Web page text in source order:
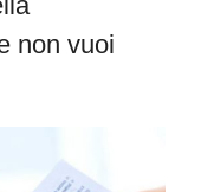
non vuoi